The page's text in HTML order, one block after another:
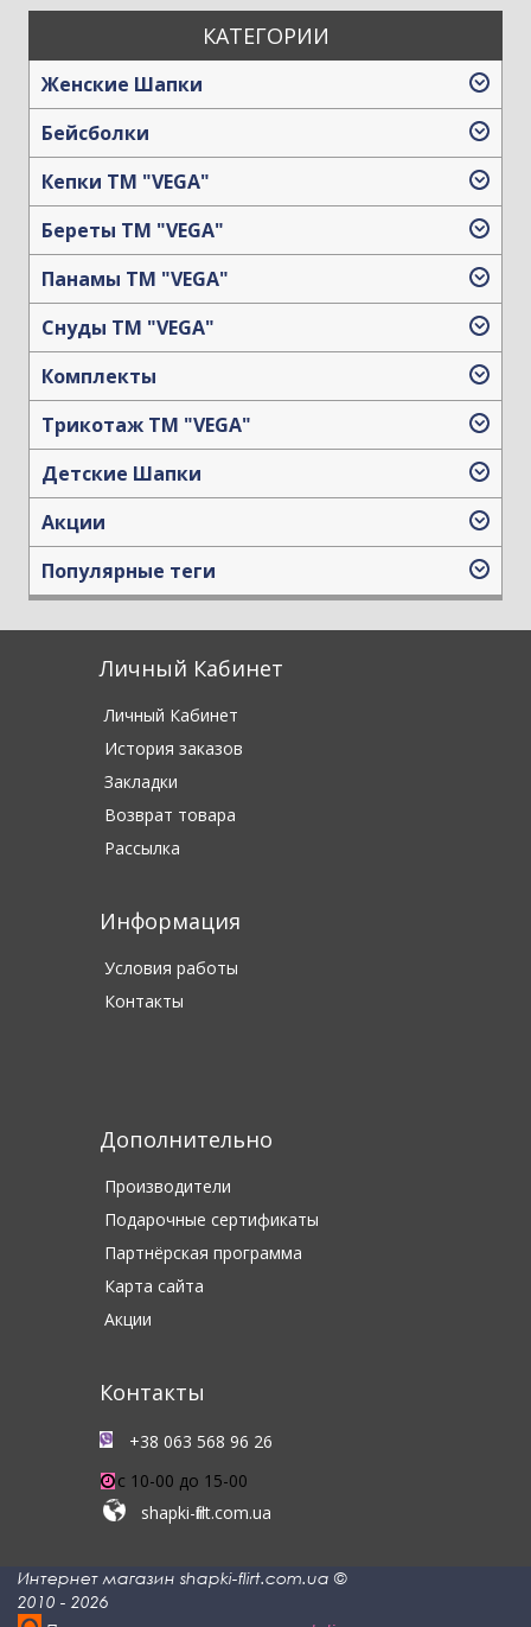
КАТЕГОРИИ
Женские Шапки
Бейсболки
Кепки TM "VEGA"
Береты TM "VEGA"
Панамы TM "VEGA"
Снуды ТМ "VEGA"
Комплекты
Трикотаж TM "VEGA"
Детские Шапки
Акции
Популярные теги
Личный Кабинет
Личный Кабинет
История заказов
Закладки
Возврат товара
Рассылка
Информация
Условия работы
Контакты
Дополнительно
Производители
Подарочные сертификаты
Партнёрская программа
Карта сайта
Акции
Контакты
+38 063 568 96 26
c 10-00 до 15-00
shapki-flirt.com.ua
Интернет магазин shapki-flirt.com.ua ©
2010 - 2026